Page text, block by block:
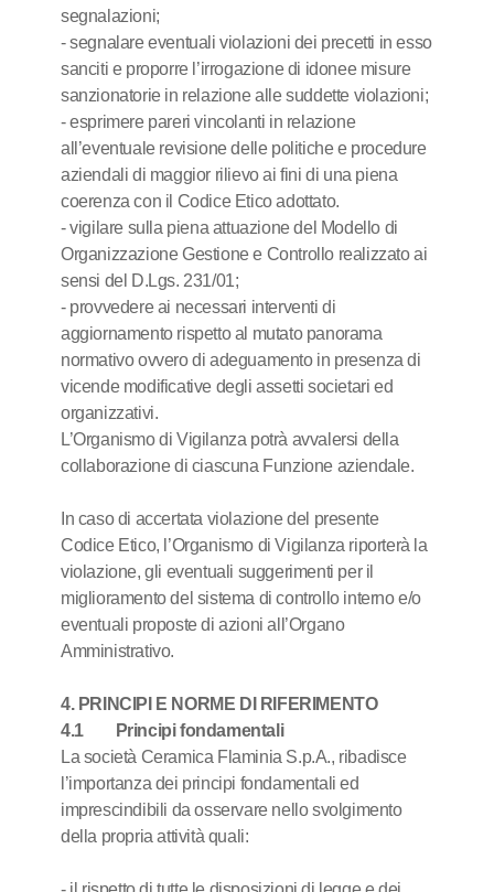
segnalazioni;
- segnalare eventuali violazioni dei precetti in esso
sanciti e proporre l’irrogazione di idonee misure
sanzionatorie in relazione alle suddette violazioni;
- esprimere pareri vincolanti in relazione
all’eventuale revisione delle politiche e procedure
aziendali di maggior rilievo ai fini di una piena
coerenza con il Codice Etico adottato.
- vigilare sulla piena attuazione del Modello di
Organizzazione Gestione e Controllo realizzato ai
sensi del D.Lgs. 231/01;
- provvedere ai necessari interventi di
aggiornamento rispetto al mutato panorama
normativo ovvero di adeguamento in presenza di
vicende modificative degli assetti societari ed
organizzativi.
L’Organismo di Vigilanza potrà avvalersi della
collaborazione di ciascuna Funzione aziendale.
In caso di accertata violazione del presente
Codice Etico, l’Organismo di Vigilanza riporterà la
violazione, gli eventuali suggerimenti per il
miglioramento del sistema di controllo interno e/o
eventuali proposte di azioni all’Organo
Amministrativo.
4. PRINCIPI E NORME DI RIFERIMENTO
4.1 Principi fondamentali
La società Ceramica Flaminia S.p.A., ribadisce
l’importanza dei principi fondamentali ed
imprescindibili da osservare nello svolgimento
della propria attività quali: